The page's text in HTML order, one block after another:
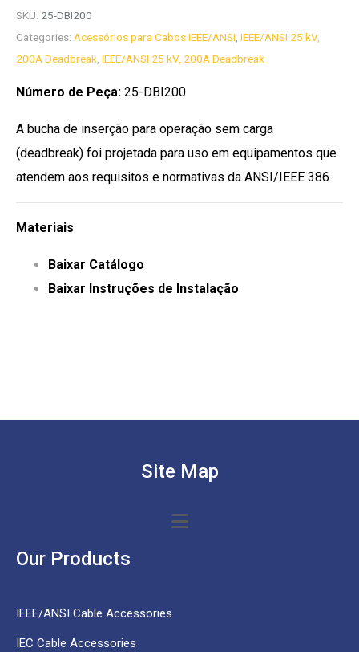
SKU: 25-DBI200
Categories: Acessórios para Cabos IEEE/ANSI IEEE/ANSI 25 kV,
200A Deadbreak IEEE/ANSI 25 kV, 200A Deadbreak
Número de Peça: 25-DBI200
A bucha de inserção para operação sem carga
(deadbreak) foi projetada para uso em equipamentos que
atendem aos requisitos e normativas da ANSI/IEEE 386.
Materiais
Baixar Catálogo
Baixar Instruções de Instalação
Site Map
Our Products
IEEE/ANSI Cable Accessories
IEC Cable Accessories